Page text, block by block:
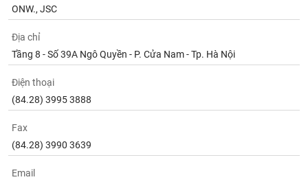
ONW., JSC
Địa chỉ
Tầng 8 - Số 39A Ngô Quyền - P. Cửa Nam - Tp. Hà Nội
Điện thoại
(84.28) 3995 3888
Fax
(84.28) 3990 3639
Email
chính